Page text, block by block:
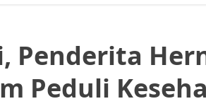
Penderita
Peduli